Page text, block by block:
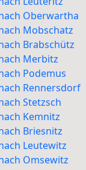
Oberwartha
Mobschatz
Brabschütz
Merbitz
Podemus
Rennersdorf
Stetzsch
Kemnitz
Briesnitz
Leutewitz
Omsewitz